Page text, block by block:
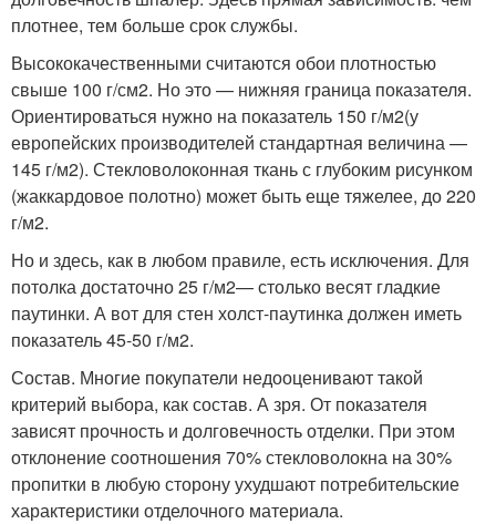
плотнее, тем больше срок службы.
Высококачественными считаются обои плотностью
свыше 100 г/см2. Но это — нижняя граница показателя.
Ориентироваться нужно на показатель 150 г/м2(у
европейских производителей стандартная величина —
145 г/м2). Стекловолоконная ткань с глубоким рисунком
(жаккардовое полотно) может быть еще тяжелее, до 220
г/м2.
Но и здесь, как в любом правиле, есть исключения. Для
потолка достаточно 25 г/м2— столько весят гладкие
паутинки. А вот для стен холст-паутинка должен иметь
показатель 45-50 г/м2.
Состав. Многие покупатели недооценивают такой
критерий выбора, как состав. А зря. От показателя
зависят прочность и долговечность отделки. При этом
отклонение соотношения 70% стекловолокна на 30%
пропитки в любую сторону ухудшают потребительские
характеристики отделочного материала.